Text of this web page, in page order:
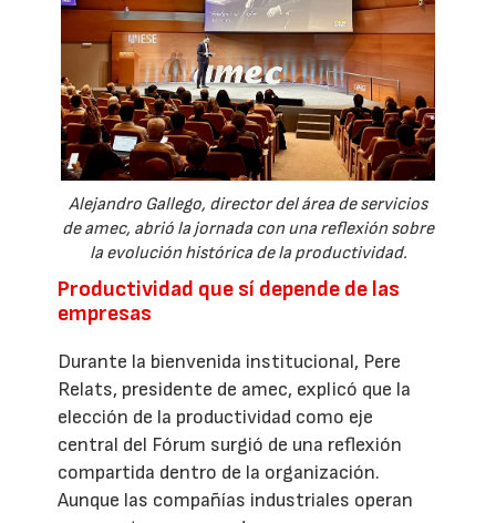
Alejandro Gallego, director del área de servicios
de amec, abrió la jornada con una reflexión sobre
la evolución histórica de la productividad.
Productividad que sí depende de las
empresas
Durante la bienvenida institucional, Pere
Relats, presidente de amec, explicó que la
elección de la productividad como eje
central del Fórum surgió de una reflexión
compartida dentro de la organización.
Aunque las compañías industriales operan